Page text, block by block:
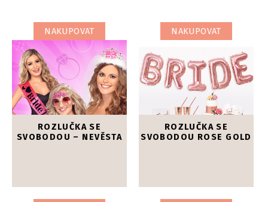
ROZLUČKA SE
SVOBODOU – NEVĚSTA
NAKUPOVAT
ROZLUČKA SE
SVOBODOU ROSE GOLD
NAKUPOVAT